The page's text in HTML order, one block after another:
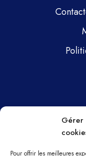
Gérer
Pour offrir les meilleures